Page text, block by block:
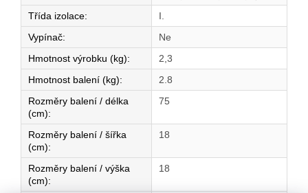
Třída izolace:
I.
Vypínač:
Ne
Hmotnost výrobku (kg):
2,3
Hmotnost balení (kg):
2.8
Rozměry balení / délka
(cm):
75
Rozměry balení / šířka
(cm):
18
Rozměry balení / výška
(cm):
18